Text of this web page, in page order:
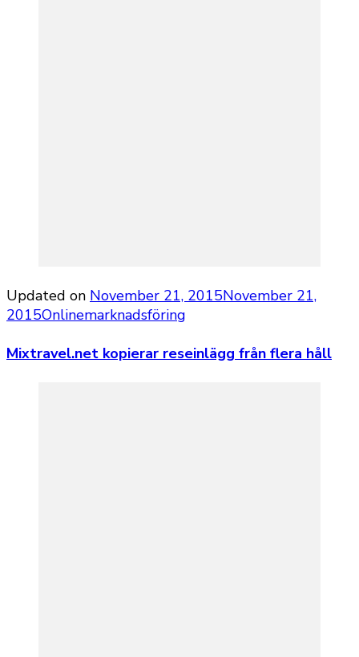
Updated on November 21, 2015November 21,
2015Onlinemarknadsföring
Mixtravel.net kopierar reseinlägg från flera håll